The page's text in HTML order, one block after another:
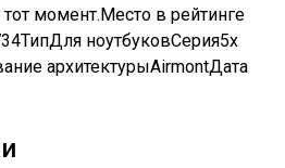
момент.Место в рейтинге
ноутбуковСерия5x
архитектурыAirmontДата